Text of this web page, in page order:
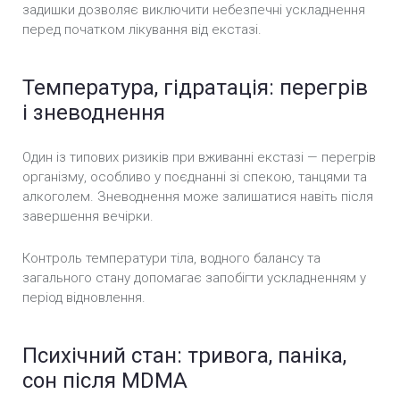
задишки дозволяє виключити небезпечні ускладнення
перед початком лікування від екстазі.
Температура, гідратація: перегрів
і зневоднення
Один із типових ризиків при вживанні екстазі — перегрів
організму, особливо у поєднанні зі спекою, танцями та
алкоголем. Зневоднення може залишатися навіть після
завершення вечірки.
Контроль температури тіла, водного балансу та
загального стану допомагає запобігти ускладненням у
період відновлення.
Психічний стан: тривога, паніка,
сон після MDMA